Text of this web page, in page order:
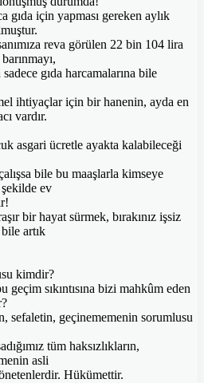
için yapması gereken aylık
reva görülen 22 bin 104 lira
gıda harcamalarına bile
ihtiyaçlar için bir hanenin, ayda en
vardır.
asgari ücretle ayakta kalabileceği
bile bu maaşlarla kimseye
ev
bir hayat sürmek, bırakınız işsiz
artık
kimdir?
sıkıntısına bizi mahkûm eden
sefaletin, geçinememenin sorumlusu
tüm haksızlıkların,
asli
Hükümettir.